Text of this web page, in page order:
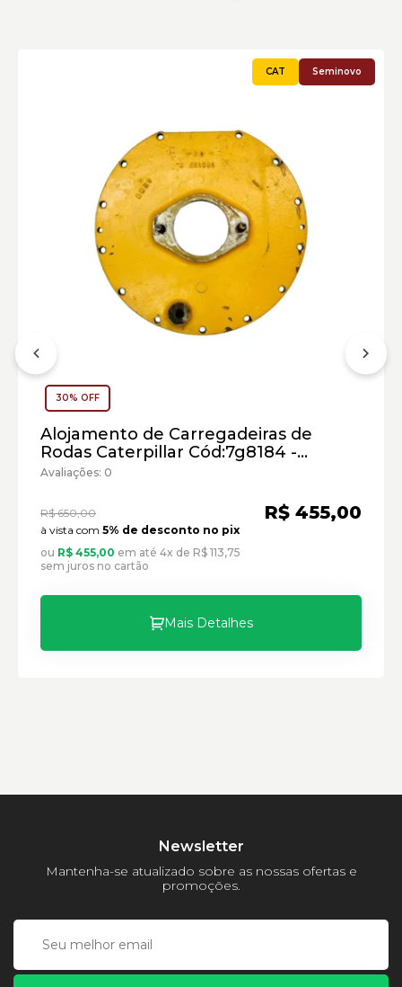
Carregadeira de Rodas Caterpillar:
Marca:
Material:
Modelo:
Comprimento:
Altura:
Peso:
Seminovo
30% OFF
Alojamento de Carregadeiras de
Rodas Caterpillar Cód:7g8184 -
Seminovo
Avaliações: 0
R$ 650,00 R$ 455,00
à vista com 5% de desconto no pix
ou R$ 455,00 em até 4x de R$ 113,75
sem juros no cartão
Mais Detalhes
Newsletter
Mantenha-se atualizado sobre as nossas ofertas e
promoções.